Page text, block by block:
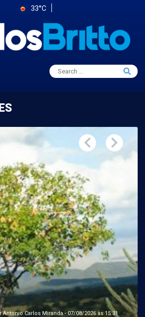
33°C
Search
for:
Search
Antonio Carlos Miranda - 07/08/2026 às 15:31